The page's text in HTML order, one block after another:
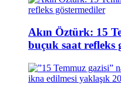
Akın Öztürk: 15
buçuk saat refleks